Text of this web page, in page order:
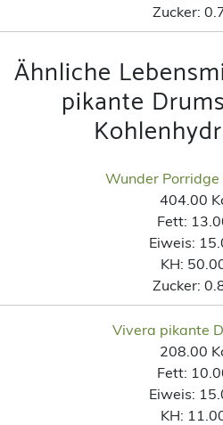
Zucker:
Ähnliche
pikante
Wunder Porridge
404.00
Fett:
Eiweis:
KH:
Zucker:
Vivera pikante
208.00
Fett:
Eiweis:
KH: